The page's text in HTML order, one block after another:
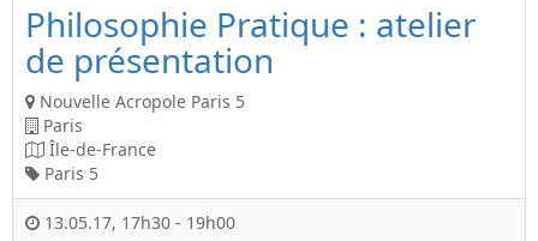
Philosophie Pratique : atelier
de présentation
Nouvelle Acropole Paris 5
Paris
Île-de-France
Paris 5
13.05.17, 17h30 - 19h00